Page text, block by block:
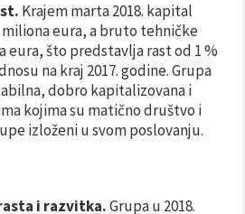
Krajem marta 2018. kapital
miliona eura, a bruto tehničke
eura, što predstavlja rast od 1 %
na kraj 2017. godine. Grupa
dobro kapitalizovana i
kojima su matično društvo i
izloženi u svom poslovanju.
i razvitka.Grupa u 2018.